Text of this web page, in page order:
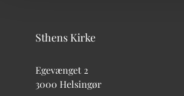
Sthens Kirke
Egevænget 2
3000 Helsingør